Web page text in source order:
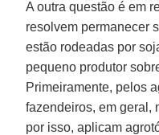
A outra questão é em
resolvem permanecer
estão rodeadas por
pequeno produtor
Primeiramente, pelos
fazendeiros, em geral,
por isso, aplicam